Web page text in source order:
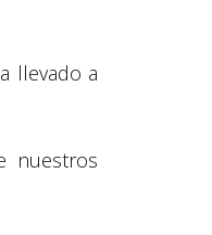
llevado a
nuestros